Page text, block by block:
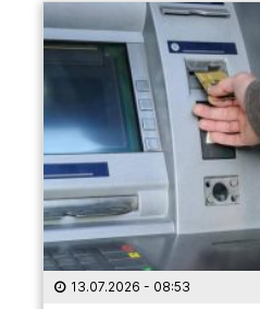
13.07.2026 - 08:53